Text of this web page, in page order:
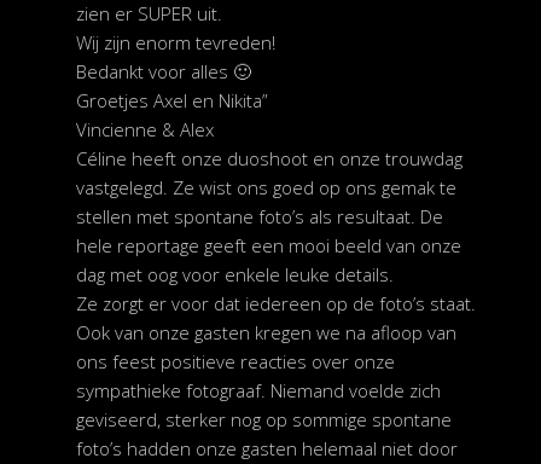
zien er SUPER uit.
Wij zijn enorm tevreden!
Bedankt voor alles 🙂
Groetjes Axel en Nikita”
Vincienne & Alex
Céline heeft onze duoshoot en onze trouwdag
vastgelegd. Ze wist ons goed op ons gemak te
stellen met spontane foto’s als resultaat. De
hele reportage geeft een mooi beeld van onze
dag met oog voor enkele leuke details.
Ze zorgt er voor dat iedereen op de foto’s staat.
Ook van onze gasten kregen we na afloop van
ons feest positieve reacties over onze
sympathieke fotograaf. Niemand voelde zich
geviseerd, sterker nog op sommige spontane
foto’s hadden onze gasten helemaal niet door